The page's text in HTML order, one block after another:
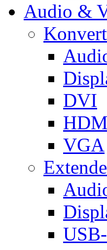
Audio &
DVI
VGA